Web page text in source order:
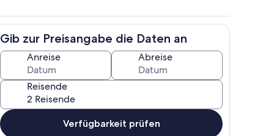
Flur
Gib zur Preisangabe die Daten an
Anreise Abreise
Reisende
Verfügbarkeit prüfen